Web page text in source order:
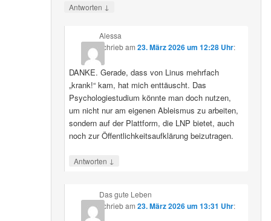
Antworten ↓
Alessa
schriebam 23. März 2026 um 12:28 Uhr:
DANKE. Gerade, dass von Linus mehrfach
„krank!“ kam, hat mich enttäuscht. Das
Psychologiestudium könnte man doch nutzen,
um nicht nur am eigenen Ableismus zu arbeiten,
sondern auf der Plattform, die LNP bietet, auch
noch zur Öffentlichkeitsaufklärung beizutragen.
Antworten ↓
Das gute Leben
schriebam 23. März 2026 um 13:31 Uhr: